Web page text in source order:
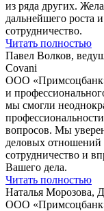
из ряда других.
дальнейшего роста
сотрудничество.
Читать полностью
Павел Волков,
Covani
ООО
и
мы смогли
вопросов. Мы
деловых отношений
сотрудничество и
Вашего дела.
Читать полностью
Наталья Морозова,
ООО